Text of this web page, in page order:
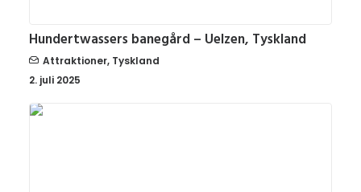
Hundertwassers banegård – Uelzen, Tyskland
Attraktioner, Tyskland
2. juli 2025